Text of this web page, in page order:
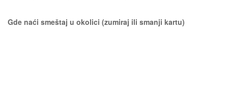
Gde naći smeštaj u okolici (zumiraj ili smanji kartu)